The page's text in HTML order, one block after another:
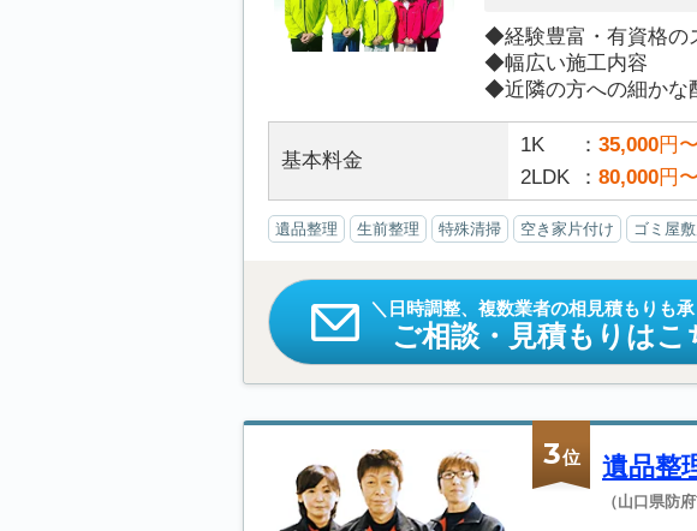
◆経験豊富・有資格の
◆幅広い施工内容
◆近隣の方への細かな
基本料金
1K 35,000円〜
2LDK
80,000円〜
遺品整理 生前整理 特殊清掃 空き家片付け ゴミ屋
日時調整、複数業者の相見積もりも
ご相談・見積もりはこ
3位 遺品整
（山口県防